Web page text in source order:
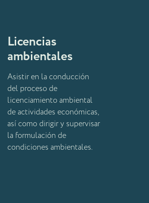
Licencias
ambientales
Asistir en la conducción
del proceso de
licenciamiento ambiental
de actividades económicas,
así como dirigir y supervisar
la formulación de
condiciones ambientales.